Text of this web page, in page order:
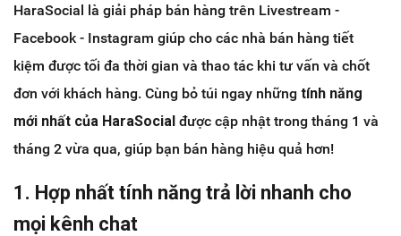
HaraSocial là giải pháp bán hàng trên Livestream -
Facebook - Instagram giúp cho các nhà bán hàng tiết
kiệm được tối đa thời gian và thao tác khi tư vấn và chốt
đơn với khách hàng. Cùng bỏ túi ngay những tính năng
mới nhất của HaraSocial được cập nhật trong tháng 1 và
tháng 2 vừa qua, giúp bạn bán hàng hiệu quả hơn!
1. Hợp nhất tính năng trả lời nhanh cho
mọi kênh chat